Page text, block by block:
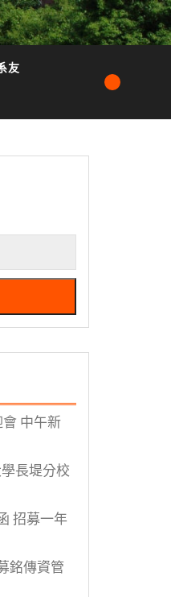
友
中午新
長堤分校
招募一年
銘傳資管